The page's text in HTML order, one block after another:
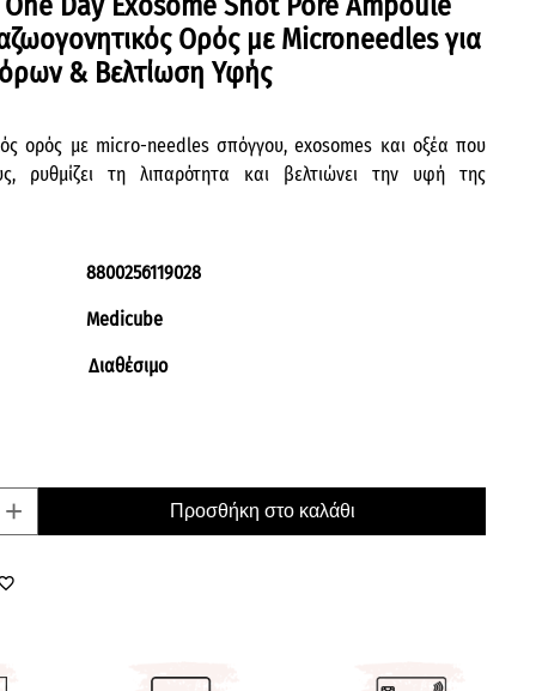
Ορός με Microneedles για
& Βελτίωση Υφής
ορός με micro-needles σπόγγου, exosomes και οξέα που
ρυθμίζει τη λιπαρότητα και βελτιώνει την υφή της
8800256119028
Medicube
Διαθέσιμο
+ Προσθήκη στο καλάθι